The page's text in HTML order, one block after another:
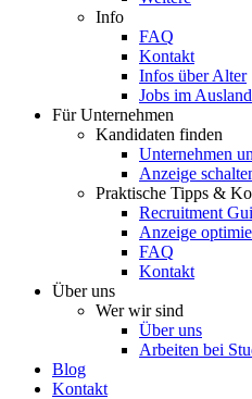
Info
FAQ
Kontakt
Infos über Alter
Jobs im Ausland
Für Unternehmen
Kandidaten finden
Unternehmen
Anzeige
Praktische Tipps &
Recruitment
Anzeige
FAQ
Kontakt
Über uns
Wer wir sind
Über uns
Arbeiten bei
Blog
Kontakt